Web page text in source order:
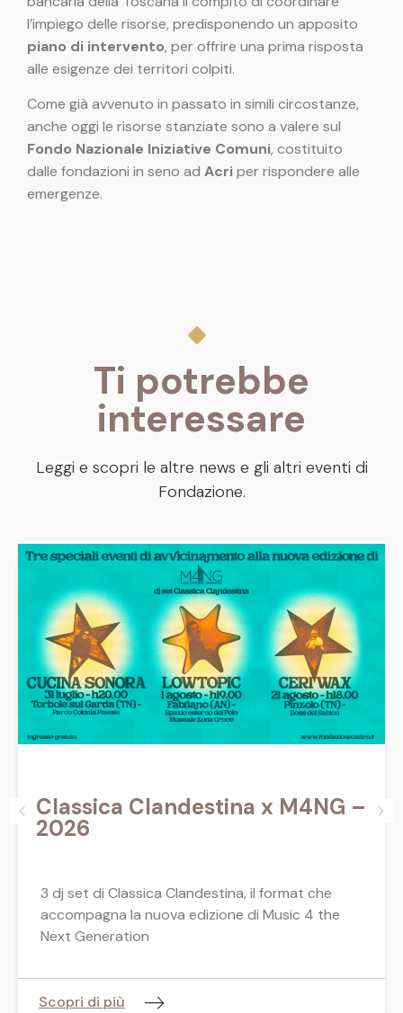
l’impiego delle risorse, predisponendo un apposito
piano di intervento, per offrire una prima risposta
alle esigenze dei territori colpiti.
Come già avvenuto in passato in simili circostanze,
anche oggi le risorse stanziate sono a valere sul
Fondo Nazionale Iniziative Comuni, costituito
dalle fondazioni in seno ad Acriper rispondere alle
emergenze.
Ti potrebbe
interessare
Leggi e scopri le altre news e gli altri eventi di
Fondazione.
Classica Clandestina x M4NG –
2026
3 dj set di Classica Clandestina, il format che
accompagna la nuova edizione di Music 4 the
Next Generation
Scopri di più